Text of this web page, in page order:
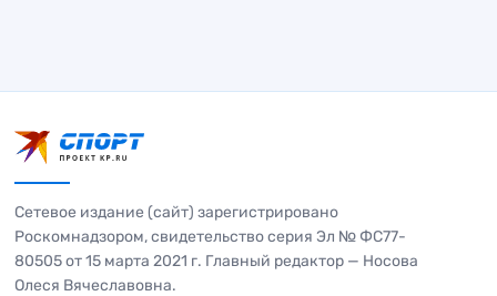
Сетевое издание (сайт) зарегистрировано
Роскомнадзором, свидетельство серия Эл № ФС77-
80505 от 15 марта 2021 г. Главный редактор — Носова
Олеся Вячеславовна.